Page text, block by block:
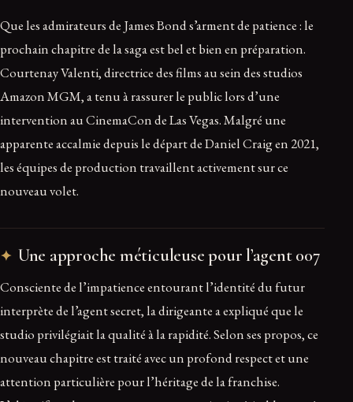
Que les admirateurs de James Bond s’arment de patience : le
prochain chapitre de la saga est bel et bien en préparation.
Courtenay Valenti, directrice des films au sein des studios
Amazon MGM, a tenu à rassurer le public lors d’une
intervention au CinemaCon de Las Vegas. Malgré une
apparente accalmie depuis le départ de Daniel Craig en 2021,
les équipes de production travaillent activement sur ce
nouveau volet.
Une approche méticuleuse pour l’agent 007
Consciente de l’impatience entourant l’identité du futur
interprète de l’agent secret, la dirigeante a expliqué que le
studio privilégiait la qualité à la rapidité. Selon ses propos, ce
nouveau chapitre est traité avec un profond respect et une
attention particulière pour l’héritage de la franchise.